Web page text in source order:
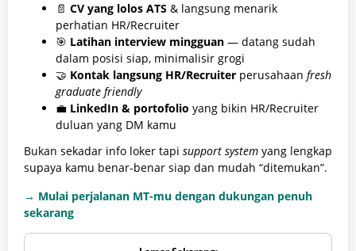
📄 CV yang lolos ATS & langsung menarik
perhatian HR/Recruiter
🎯 Latihan interview mingguan — datang sudah
dalam posisi siap, minimalisir grogi
🤝 Kontak langsung HR/Recruiter perusahaan fresh
graduate friendly
💼 LinkedIn & portofolio yang bikin HR/Recruiter
duluan yang DM kamu
Bukan sekadar info loker tapi support system yang lengkap
supaya kamu benar-benar siap dan mudah “ditemukan”.
→ Mulai perjalanan MT-mu dengan dukungan penuh
sekarang